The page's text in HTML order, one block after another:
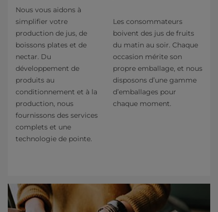
Nous vous aidons à
simplifier votre
production de jus, de
boissons plates et de
nectar. Du
développement de
produits au
conditionnement et à la
production, nous
fournissons des services
complets et une
technologie de pointe.
Les consommateurs
boivent des jus de fruits
du matin au soir. Chaque
occasion mérite son
propre emballage, et nous
disposons d’une gamme
d’emballages pour
chaque moment.